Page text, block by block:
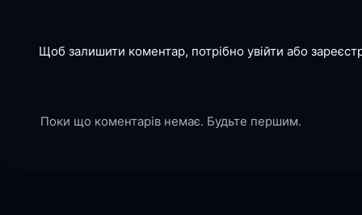
Щоб залишити коментар, потрібно увійти або
Поки що коментарів немає. Будьте першим.